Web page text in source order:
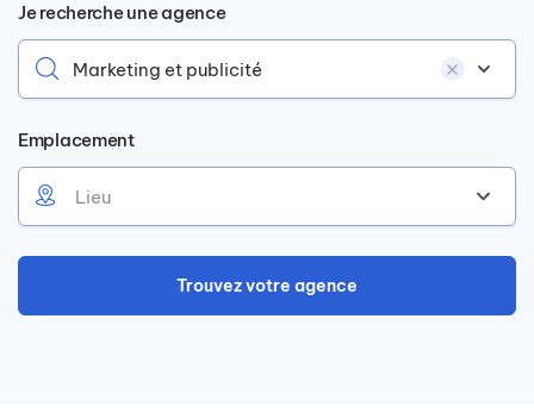
Je recherche une agence
Marketing et publicité
Emplacement
Lieu